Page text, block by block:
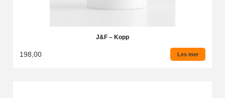
J&F – Kopp
198,00 Les mer